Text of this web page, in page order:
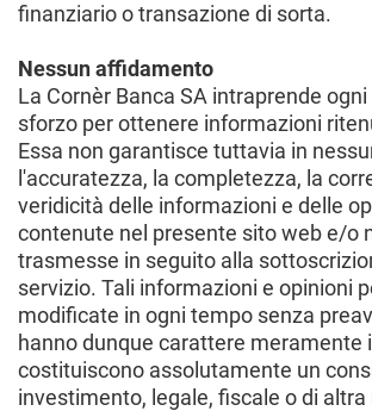
finanziario o transazione di sorta.
Nessun affidamento
La Cornèr Banca SA intraprende
sforzo per ottenere informazioni
Essa non garantisce tuttavia in
l'accuratezza, la completezza, la
veridicità delle informazioni e delle
contenute nel presente sito web e/o
trasmesse in seguito alla
servizio. Tali informazioni e opinioni
modificate in ogni tempo senza
hanno dunque carattere meramente
costituiscono assolutamente un
investimento, legale, fiscale o di altra